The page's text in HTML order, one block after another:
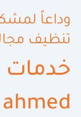
وداعاً
تنظيف
خدمات
ahmed